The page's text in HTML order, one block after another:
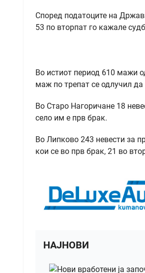
Според податоците на
53 по вторпат го кажале
Во истиот период 610 мажи
маж по трепат се одлучил
Во Старо Нагоричане 18
село им е прв брак.
Во Липково 243 невести за
кои се во прв брак, 21 во
НАЈНОВИ